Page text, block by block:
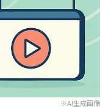
※AI生成画像